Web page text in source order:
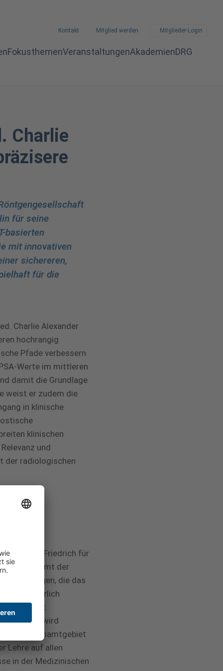
Kontakt Mitglied werden Mitglieder-Login
FokusthemenVeranstaltungenAkademienDRG
Charlie
für seine
basierten
mit innovativen
sichereren,
für die
Charlie Alexander
hochrangig
Pfade verbessern
Werte im mittleren
damit die Grundlage
weist er zudem die
in klinische
klinischen
und
der radiologischen
Walter Friedrich für
entstammt der
übertragen, die das
wird jährlich
Er wird
dem Gesamtgebiet
Lehre auf allen
in der Medizinischen